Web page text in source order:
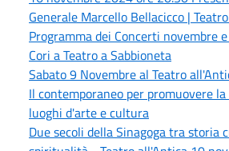
Generale Marcello Bellacicco |
Programma dei Concerti novembre
Cori a Teatro a Sabbioneta
Sabato 9 Novembre al Teatro
Il contemporaneo per promuovere
luoghi d'arte e cultura
Due secoli della Sinagoga tra storia